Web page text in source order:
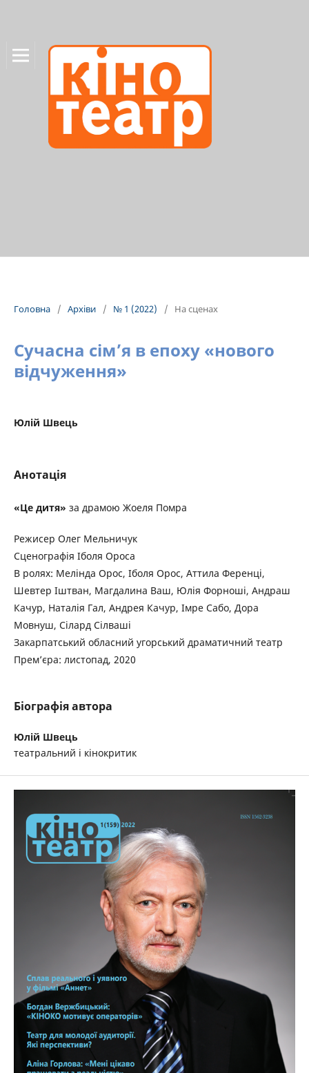
Головна / Архіви / № 1 (2022) / На сценах
Сучасна сім’я в епоху «нового
відчуження»
Юлій Швець
Анотація
«Це дитя» за драмою Жоеля Помра
Режисер Олег Мельничук
Сценографія Іболя Ороса
В ролях: Мелінда Орос, Іболя Орос, Аттила Ференці,
Шевтер Іштван, Магдалина Ваш, Юлія Форноші, Андраш
Качур, Наталія Гал, Андрея Качур, Імре Сабо, Дора
Мовнуш, Сілард Сілваші
Закарпатський обласний угорський драматичний театр
Прем’єра: листопад, 2020
Біографія автора
Юлій Швець
театральний і кінокритик